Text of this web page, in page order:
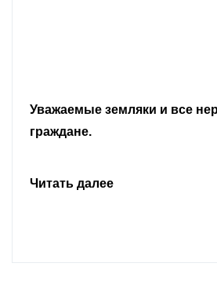
Уважаемые земляки и все
граждане.
Читать далее